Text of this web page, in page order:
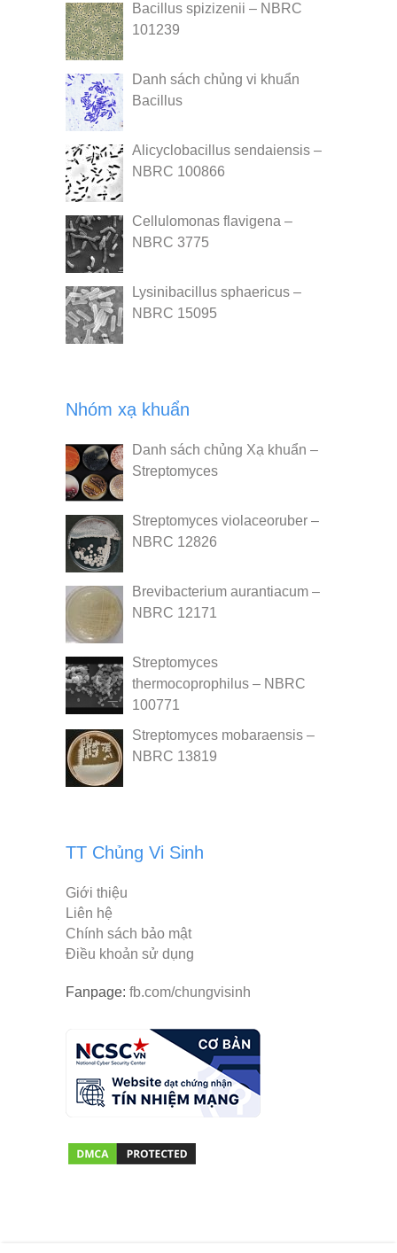
Bacillus spizizenii – NBRC
101239
Danh sách chủng vi khuẩn
Bacillus
Alicyclobacillus sendaiensis –
NBRC 100866
Cellulomonas flavigena –
NBRC 3775
Lysinibacillus sphaericus –
NBRC 15095
Nhóm xạ khuẩn
Danh sách chủng Xạ khuẩn –
Streptomyces
Streptomyces violaceoruber –
NBRC 12826
Brevibacterium aurantiacum –
NBRC 12171
Streptomyces
thermocoprophilus – NBRC
100771
Streptomyces mobaraensis –
NBRC 13819
TT Chủng Vi Sinh
Giới thiệu
Liên hệ
Chính sách bảo mật
Điều khoản sử dụng
Fanpage: fb.com/chungvisinh